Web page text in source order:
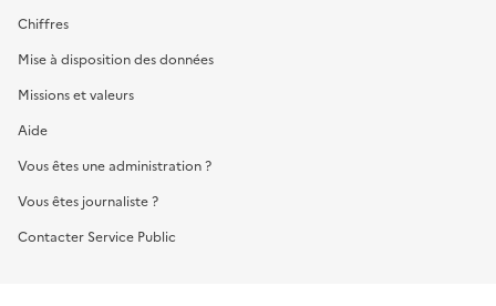
Chiffres
Mise à disposition des données
Missions et valeurs
Aide
Vous êtes une administration ?
Vous êtes journaliste ?
Contacter Service Public